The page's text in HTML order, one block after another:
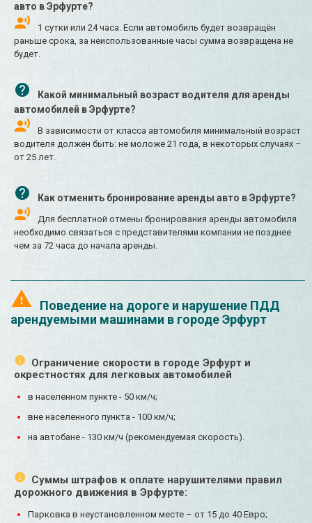
авто в Эрфурте?
1 сутки или 24 часа. Если автомобиль будет возвращён
раньше срока, за неиспользованные часы сумма возвращена не
будет.
Какой минимальный возраст водителя для аренды
автомобилей в Эрфурте?
В зависимости от класса автомобиля минимальный возраст
водителя должен быть: не моложе 21 года, в некоторых случаях –
от 25 лет.
Как отменить бронирование аренды авто в Эрфурте?
Для бесплатной отмены бронирования аренды автомобиля
необходимо связаться с представителями компании не позднее
чем за 72 часа до начала аренды.
Поведение на дороге и нарушение ПДД
арендуемыми машинами в городе Эрфурт
Ограничение скорости в городе Эрфурт и
окрестностях для легковых автомобилей
в населенном пункте - 50 км/ч;
вне населенного пункта - 100 км/ч;
на автобане - 130 км/ч (рекомендуемая скорость).
Суммы штрафов к оплате нарушителями правил
дорожного движения в Эрфурте:
Парковка в неустановленном месте – от 15 до 40 Евро;